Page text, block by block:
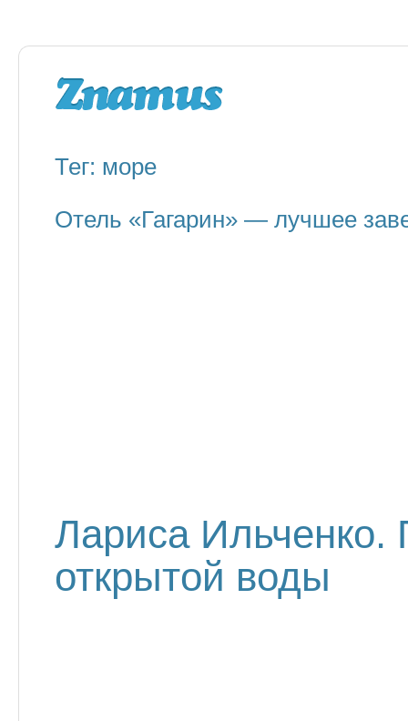
Тег: море
Отель «Гагарин» — лучшее
Лариса Ильченко.
открытой воды